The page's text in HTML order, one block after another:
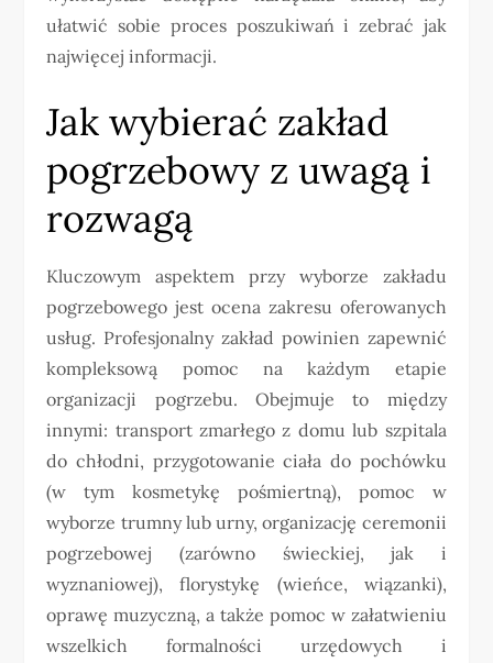
ułatwić sobie proces poszukiwań i zebrać jak
najwięcej informacji.
Jak wybierać zakład
pogrzebowy z uwagą i
rozwagą
Kluczowym aspektem przy wyborze zakładu
pogrzebowego jest ocena zakresu oferowanych
usług. Profesjonalny zakład powinien zapewnić
kompleksową pomoc na każdym etapie
organizacji pogrzebu. Obejmuje to między
innymi: transport zmarłego z domu lub szpitala
do chłodni, przygotowanie ciała do pochówku
(w tym kosmetykę pośmiertną), pomoc w
wyborze trumny lub urny, organizację ceremonii
pogrzebowej (zarówno świeckiej, jak i
wyznaniowej), florystykę (wieńce, wiązanki),
oprawę muzyczną, a także pomoc w załatwieniu
wszelkich formalności urzędowych i